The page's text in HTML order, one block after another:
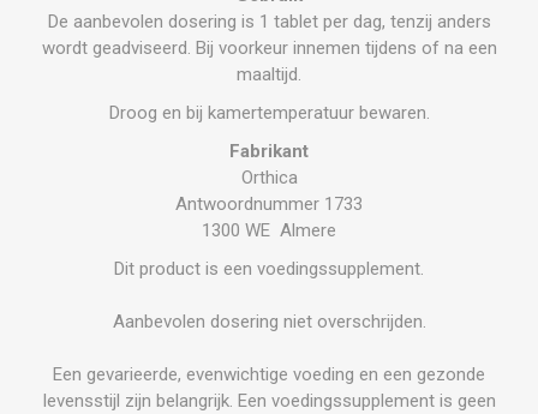
De aanbevolen dosering is 1 tablet per dag, tenzij anders
wordt geadviseerd. Bij voorkeur innemen tijdens of na een
maaltijd.
Droog en bij kamertemperatuur bewaren.
Fabrikant
Orthica
Antwoordnummer 1733
1300 WE Almere
Dit product is een voedingssupplement.
Aanbevolen dosering niet overschrijden.
Een gevarieerde, evenwichtige voeding en een gezonde
levensstijl zijn belangrijk. Een voedingssupplement is geen